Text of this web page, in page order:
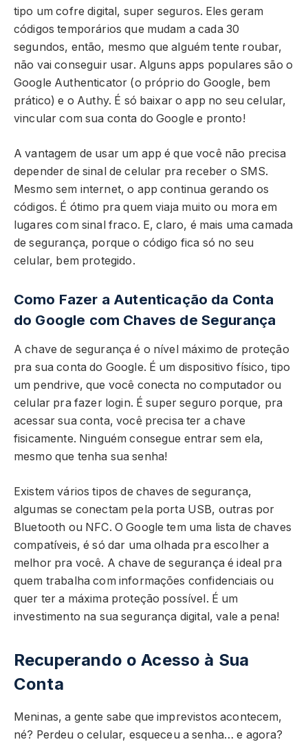
tipo um cofre digital, super seguros. Eles geram
códigos temporários que mudam a cada 30
segundos, então, mesmo que alguém tente roubar,
não vai conseguir usar. Alguns apps populares são o
Google Authenticator (o próprio do Google, bem
prático) e o Authy. É só baixar o app no seu celular,
vincular com sua conta do Google e pronto!
A vantagem de usar um app é que você não precisa
depender de sinal de celular pra receber o SMS.
Mesmo sem internet, o app continua gerando os
códigos. É ótimo pra quem viaja muito ou mora em
lugares com sinal fraco. E, claro, é mais uma camada
de segurança, porque o código fica só no seu
celular, bem protegido.
Como Fazer a Autenticação da Conta
do Google com Chaves de Segurança
A chave de segurança é o nível máximo de proteção
pra sua conta do Google. É um dispositivo físico, tipo
um pendrive, que você conecta no computador ou
celular pra fazer login. É super seguro porque, pra
acessar sua conta, você precisa ter a chave
fisicamente. Ninguém consegue entrar sem ela,
mesmo que tenha sua senha!
Existem vários tipos de chaves de segurança,
algumas se conectam pela porta USB, outras por
Bluetooth ou NFC. O Google tem uma lista de chaves
compatíveis, é só dar uma olhada pra escolher a
melhor pra você. A chave de segurança é ideal pra
quem trabalha com informações confidenciais ou
quer ter a máxima proteção possível. É um
investimento na sua segurança digital, vale a pena!
Recuperando o Acesso à Sua
Conta
Meninas, a gente sabe que imprevistos acontecem,
né? Perdeu o celular, esqueceu a senha… e agora?